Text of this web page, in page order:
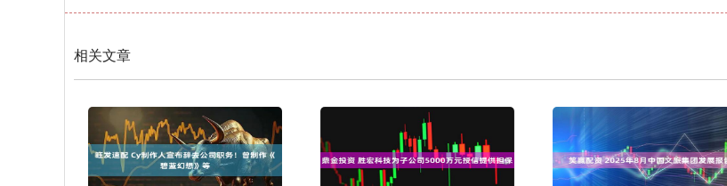
相关文章